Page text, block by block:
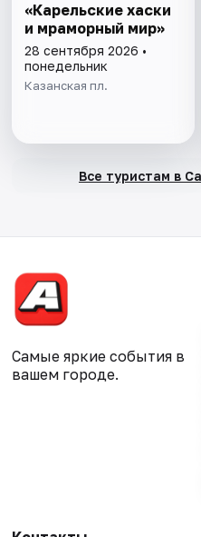
«Карельские хаски
и мраморный мир»
28 сентября 2026 •
понедельник
Казанская пл.
Все туристам в
Самые яркие события в
вашем городе.